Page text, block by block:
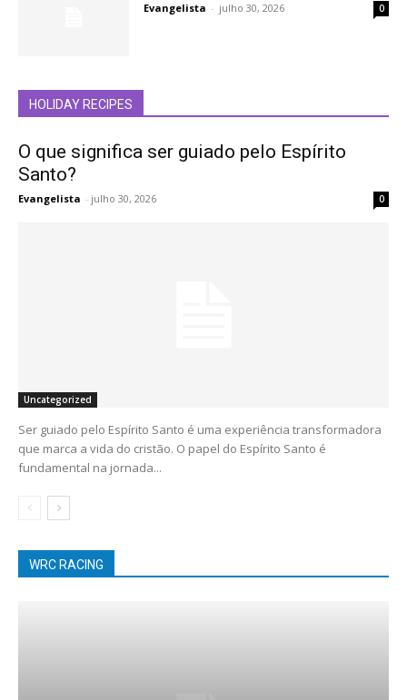
Evangelista - julho 30, 2026 0
HOLIDAY RECIPES
O que significa ser guiado pelo Espírito
Santo?
Evangelista - julho 30, 2026 0
Uncategorized
Ser guiado pelo Espírito Santo é uma experiência transformadora
que marca a vida do cristão. O papel do Espírito Santo é
fundamental na jornada...
WRC RACING